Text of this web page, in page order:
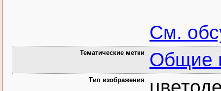
См.
Тематические метки Общие
Тип изображения